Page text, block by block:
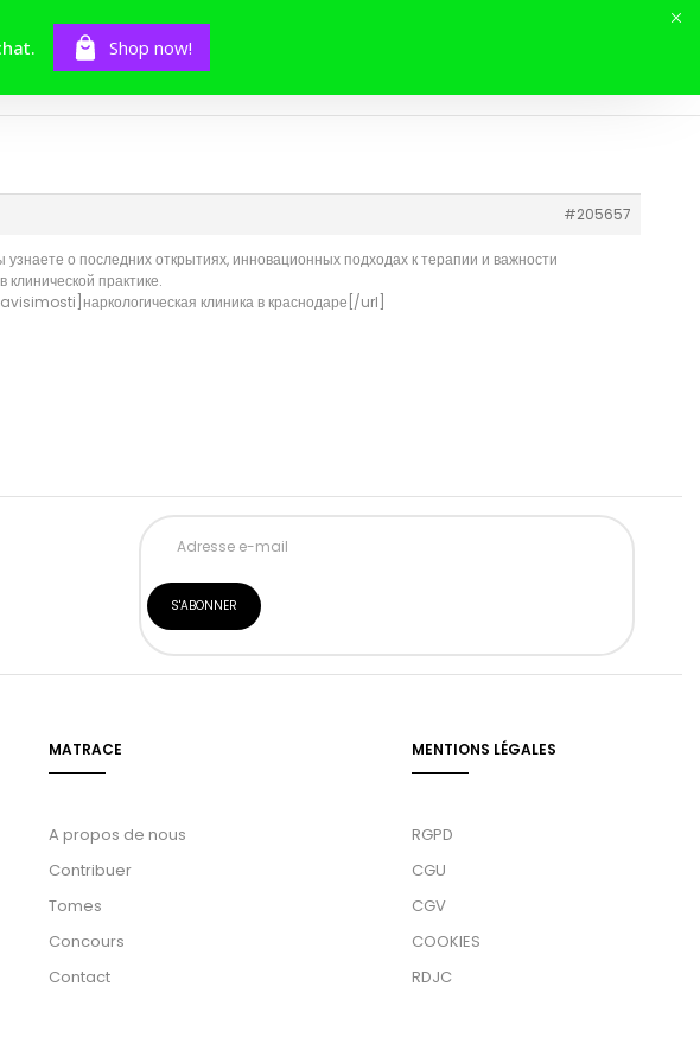
Shop now!
#205657
о последних открытиях, инновационных подходах к терапии и важности
практике.
клиника в краснодаре[/url]
MATRACE
A propos de nous
Contribuer
Tomes
Concours
Contact
MENTIONS LÉGALES
RGPD
CGU
CGV
COOKIES
RDJC